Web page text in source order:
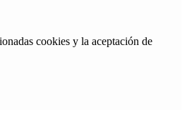
cookies y la aceptación de